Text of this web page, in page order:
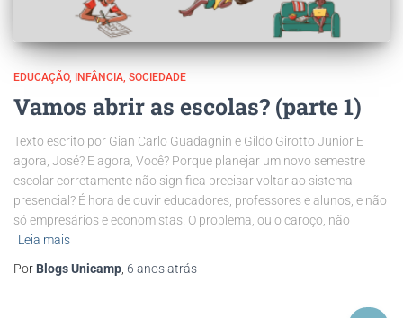
EDUCAÇÃO INFÂNCIA SOCIEDADE
Vamos abrir as escolas? (parte 1)
Texto escrito por Gian Carlo Guadagnin e Gildo Girotto Junior E
agora, José? E agora, Você? Porque planejar um novo semestre
escolar corretamente não significa precisar voltar ao sistema
presencial? É hora de ouvir educadores, professores e alunos, e não
só empresários e economistas. O problema, ou o caroço, não
Leia mais
Por Blogs Unicamp 6 anosatrás